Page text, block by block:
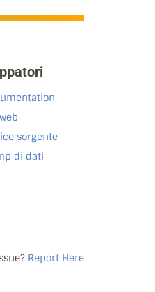
sorgente
di dati
Report Here